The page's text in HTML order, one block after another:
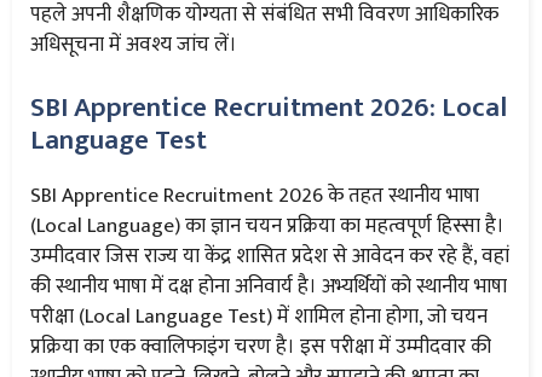
पहले अपनी शैक्षणिक योग्यता से संबंधित सभी विवरण आधिकारिक
अधिसूचना में अवश्य जांच लें।
SBI Apprentice Recruitment 2026: Local
Language Test
SBI Apprentice Recruitment 2026 के तहत स्थानीय भाषा
(Local Language) का ज्ञान चयन प्रक्रिया का महत्वपूर्ण हिस्सा है।
उम्मीदवार जिस राज्य या केंद्र शासित प्रदेश से आवेदन कर रहे हैं, वहां
की स्थानीय भाषा में दक्ष होना अनिवार्य है। अभ्यर्थियों को स्थानीय भाषा
परीक्षा (Local Language Test) में शामिल होना होगा, जो चयन
प्रक्रिया का एक क्वालिफाइंग चरण है। इस परीक्षा में उम्मीदवार की